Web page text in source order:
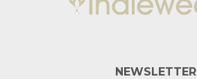
NEWSLETTER